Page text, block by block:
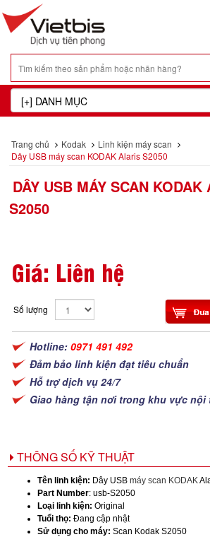
Trang chủ Kodak
Linh kiện máy scan
Dây USB máy scan KODAK Alaris S2050
DÂY USB MÁY SCAN KODAK
S2050
Giá: Liên hệ
Số lượng
Hotline: 0971 491 492
Đảm bảo linh kiện đạt tiêu chuẩn
Hỗ trợ dịch vụ 24/7
Giao hàng tận nơi trong khu vực nội
THÔNG SỐ KỸ THUẬT
Tên linh kiện: Dây USB máy scan KODAK
Part Number: usb-S2050
Loại linh kiện: Original
Tuổi thọ: Đang cập nhật
Sử dụng cho máy: Scan Kodak S2050